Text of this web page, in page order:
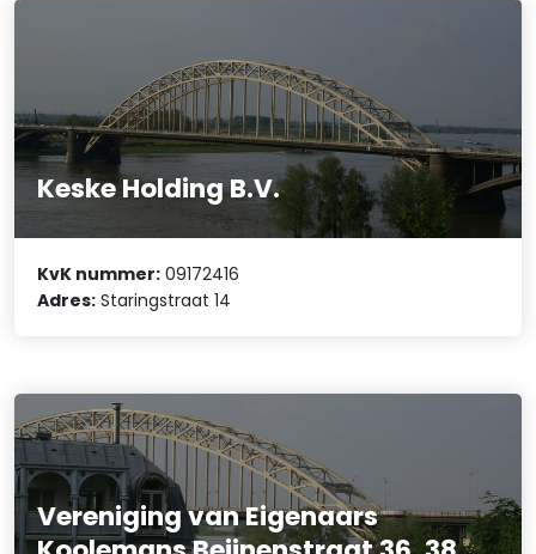
Keske Holding B.V.
KvK nummer: 09172416
Adres: Staringstraat 14
Vereniging van Eigenaars